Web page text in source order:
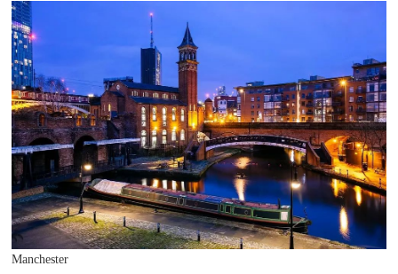
Manchester